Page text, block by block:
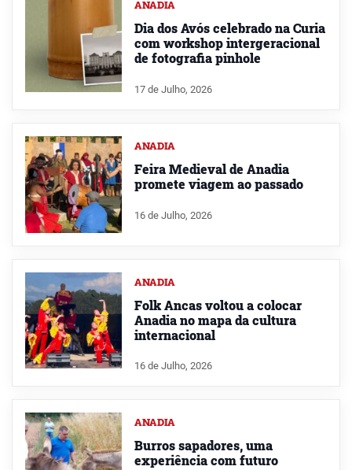
ANADIA
Dia dos Avós celebrado na Curia
com workshop intergeracional
de fotografia pinhole
17 de Julho, 2026
ANADIA
Feira Medieval de Anadia
promete viagem ao passado
16 de Julho, 2026
ANADIA
Folk Ancas voltou a colocar
Anadia no mapa da cultura
internacional
16 de Julho, 2026
ANADIA
Burros sapadores, uma
experiência com futuro